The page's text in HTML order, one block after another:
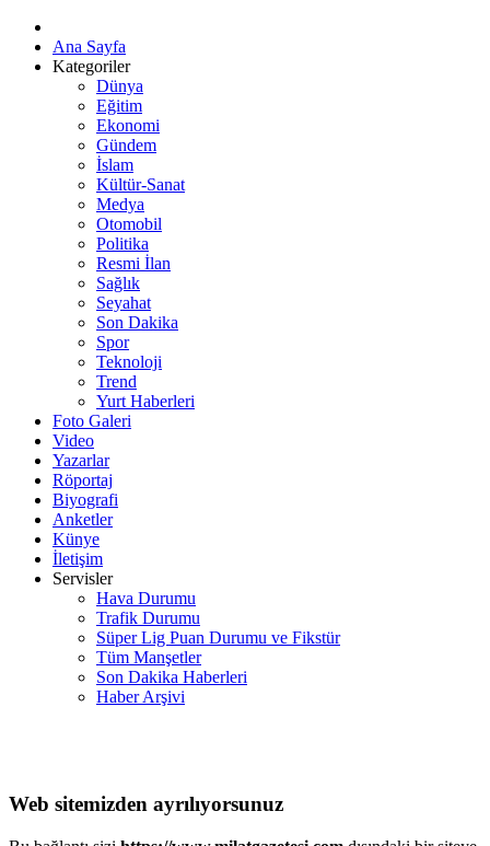
Ana Sayfa
Kategoriler
Dünya
Eğitim
Ekonomi
Gündem
İslam
Kültür-Sanat
Medya
Otomobil
Politika
Resmi İlan
Sağlık
Seyahat
Son Dakika
Spor
Teknoloji
Trend
Yurt Haberleri
Foto Galeri
Video
Yazarlar
Röportaj
Biyografi
Anketler
Künye
İletişim
Servisler
Hava Durumu
Trafik Durumu
Süper Lig Puan Durumu ve Fikstür
Tüm Manşetler
Son Dakika Haberleri
Haber Arşivi
Web sitemizden ayrılıyorsunuz